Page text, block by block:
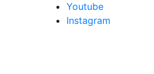
Youtube
Instagram